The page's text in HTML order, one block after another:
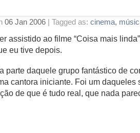
06 Jan 2006 | Tagged as: cinema,
assistido ao filme “Coisa mais
eu tive depois.
parte daquele grupo fantástico de
cantora iniciante. Foi um daqueles
de que é tudo real, que nada